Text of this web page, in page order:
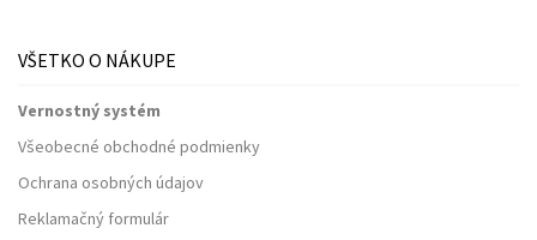
VŠETKO O NÁKUPE
Vernostný systém
Všeobecné obchodné podmienky
Ochrana osobných údajov
Reklamačný formulár